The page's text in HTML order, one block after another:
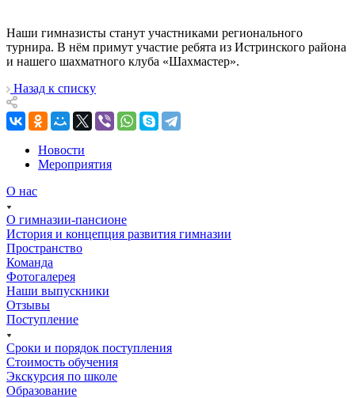
Наши гимназисты станут участниками регионального
турнира. В нëм примут участие ребята из Истринского района
и нашего шахматного клуба «Шахмастер».
Назад к списку
Новости
Мероприятия
О нас
О гимназии-пансионе
История и концепция развития гимназии
Пространство
Команда
Фотогалерея
Наши выпускники
Отзывы
Поступление
Сроки и порядок поступления
Стоимость обучения
Экскурсия по школе
Образование